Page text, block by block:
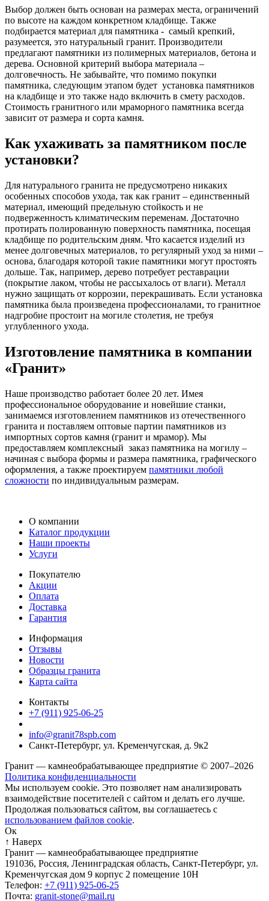
Выбор должен быть основан на размерах места, ограничений
по высоте на каждом конкретном кладбище. Также
подбирается материал для памятника - самый крепкий,
разумеется, это натуральный гранит. Производители
предлагают памятники из полимерных материалов, бетона и
дерева. Основной критерий выбора материала –
долговечность. Не забывайте, что помимо покупки
памятника, следующим этапом будет установка памятников
на кладбище и это также надо включить в смету расходов.
Стоимость гранитного или мраморного памятника всегда
зависит от размера и сорта камня.
Как ухаживать за памятником после
установки?
Для натурального гранита не предусмотрено никаких
особенных способов ухода, так как гранит – единственный
материал, имеющий предельную стойкость и не
подверженность климатическим переменам. Достаточно
протирать полированную поверхность памятника, посещая
кладбище по родительским дням. Что касается изделий из
менее долговечных материалов, то регулярный уход за ними –
основа, благодаря которой такие памятники могут простоять
дольше. Так, например, дерево потребует реставрации
(покрытие лаком, чтобы не рассыхалось от влаги). Металл
нужно защищать от коррозии, перекрашивать. Если установка
памятника была произведена профессионалами, то гранитное
надгробие простоит на могиле столетия, не требуя
углубленного ухода.
Изготовление памятника в компании
«Гранит»
Наше производство работает более 20 лет. Имея
профессиональное оборудование и новейшие станки,
занимаемся изготовлением памятников из отечественного
гранита и поставляем оптовые партии памятников из
импортных сортов камня (гранит и мрамор). Мы
предоставляем комплексный заказ памятника на могилу –
начиная с выбора формы и размера памятника, графического
оформления, а также проектируем памятники любой
сложности по индивидуальным размерам.
О компании
Каталог продукции
Наши проекты
Услуги
Покупателю
Акции
Оплата
Доставка
Гарантия
Информация
Отзывы
Новости
Образцы гранита
Карта сайта
Контакты
+7 (911) 925-06-25
info@granit78spb.com
Санкт-Петербург, ул. Кременчугская, д. 9к2
Гранит — камнеобрабатывающее предприятие © 2007–2026
Политика конфиденциальности
Мы используем cookie. Это позволяет нам анализировать
взаимодействие посетителей с сайтом и делать его лучше.
Продолжая пользоваться сайтом, вы соглашаетесь с
использованием файлов cookie.
Ок
↑ Наверх
Гранит — камнеобрабатывающее предприятие
191036, Россия, Ленинградская область, Санкт-Петербург, ул.
Кременчугская дом 9 корпус 2 помещение 10Н
Телефон: +7 (911) 925-06-25
Почта: granit-stone@mail.ru